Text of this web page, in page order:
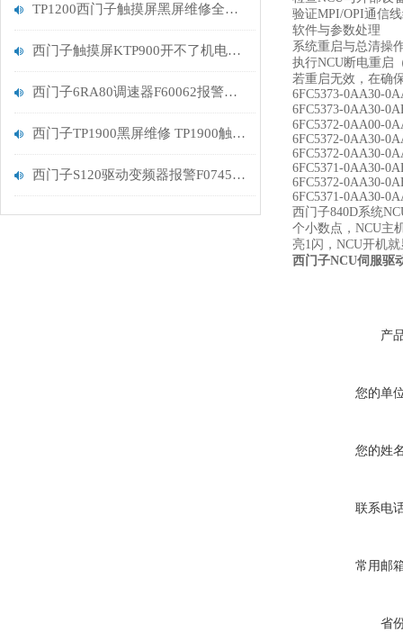
TP1200西门子触摸屏黑屏维修全攻略
西门子触摸屏KTP900开不了机电路板修复维修
西门子6RA80调速器F60062报警维修解决
西门子TP1900黑屏维修 TP1900触摸屏维修
西门子S120驱动变频器报警F07453故障维修排查
验证MPI/OPI通信
软件与参数处理‌
系统重启与总清操
执行NCU断电重启
若重启无效，在‌确
6FC5373-0AA30-
6FC5373-0AA30-
6FC5372-0AA00-
6FC5372-0AA30-
6FC5372-0AA30-
6FC5371-0AA30-
6FC5372-0AA30-
6FC5371-0AA30-
西门子840D系统
个小数点，NCU主
亮1闪，NCU开机
西门子NCU伺服驱
产
您的单
您的姓
联系电
常用邮
省